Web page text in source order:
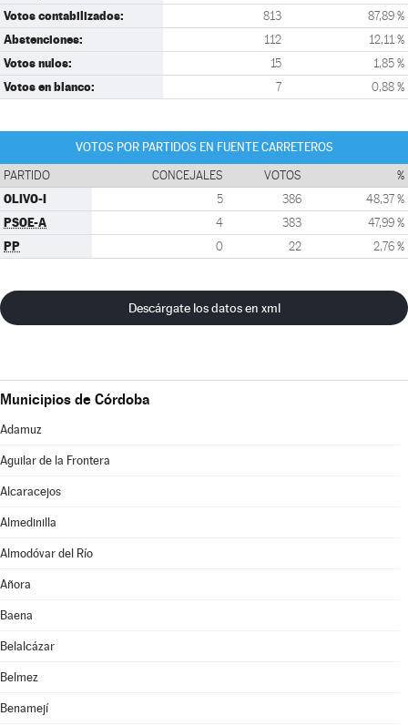
Votos contabilizados: 813 87,89 %
Abstenciones: 112 12,11 %
Votos nulos: 15 1,85 %
Votos en blanco: 7 0,88 %
VOTOS POR PARTIDOS EN FUENTE CARRETEROS
PARTIDO CONCEJALES VOTOS %
OLIVO-I 5 386 48,37 %
PSOE-A 4 383 47,99 %
PP 0 22 2,76 %
Descárgate los datos en xml
Municipios de Córdoba
Adamuz
Aguilar de la Frontera
Alcaracejos
Almedinilla
Almodóvar del Río
Añora
Baena
Belalcázar
Belmez
Benamejí